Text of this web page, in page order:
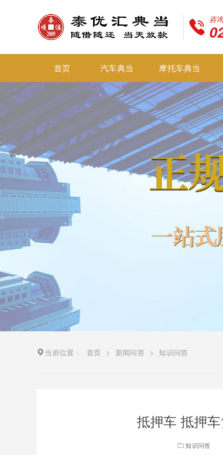
咨
首页 汽车典当 摩托车典当
当前位置： 首页 > 新闻问答 > 知识问答
抵押车 抵押
知识问答